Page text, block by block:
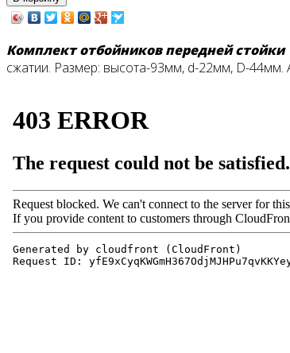
Комплект отбойников передней стойки
сжатии. Размер: высота-93мм, d-22мм, D-44мм.